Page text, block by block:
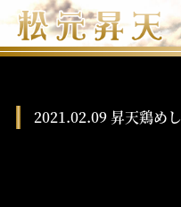
2021.02.09 昇天鶏めし